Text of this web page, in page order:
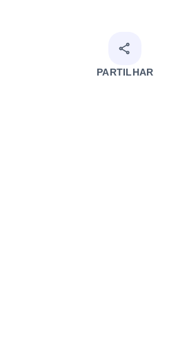
PARTILHAR